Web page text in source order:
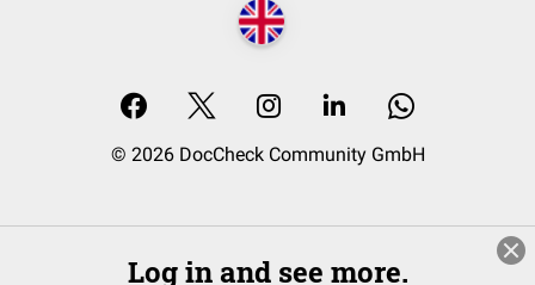
© 2026 DocCheck Community GmbH
Log in and see more.